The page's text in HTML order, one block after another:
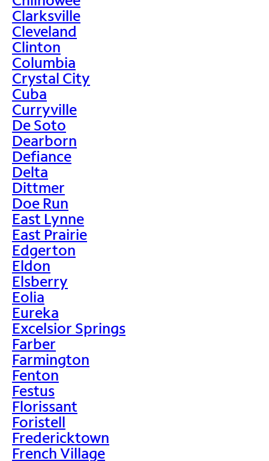
Clarksville
Cleveland
Clinton
Columbia
Crystal City
Cuba
Curryville
De Soto
Dearborn
Defiance
Delta
Dittmer
Doe Run
East Lynne
East Prairie
Edgerton
Eldon
Elsberry
Eolia
Eureka
Excelsior Springs
Farber
Farmington
Fenton
Festus
Florissant
Foristell
Fredericktown
French Village